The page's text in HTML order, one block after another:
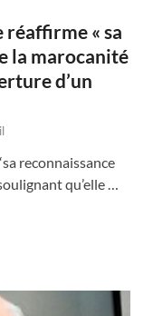
« sa
la marocanité
d’un
reconnaissance
qu’elle …